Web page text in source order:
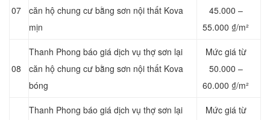
07
căn hộ chung cư bằng sơn nội thất Kova
mịn
45.000 –
55.000 ₫/m²
08
Thanh Phong báo giá dịch vụ thợ sơn lại
căn hộ chung cư bằng sơn nội thất Kova
bóng
Mức giá từ
50.000 –
60.000 ₫/m²
Thanh Phong báo giá dịch vụ thợ sơn lại
Mức giá từ